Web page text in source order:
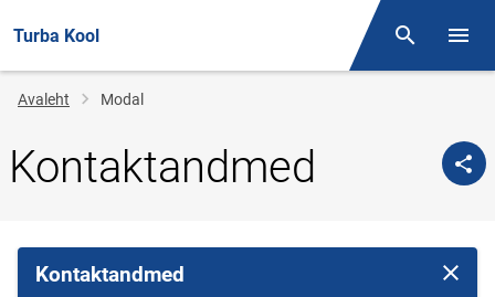
Turba Kool Otsing
Jälglink
Avaleht Modal
Kontaktandmed
Kontaktandmed Sulge